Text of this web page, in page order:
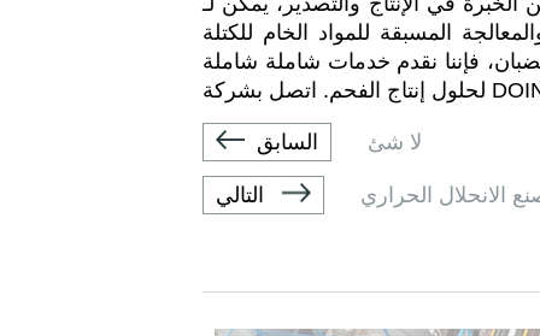
المسبقة للمواد الخام للكتلة
فإننا نقدم خدمات شاملة شاملة
السابق